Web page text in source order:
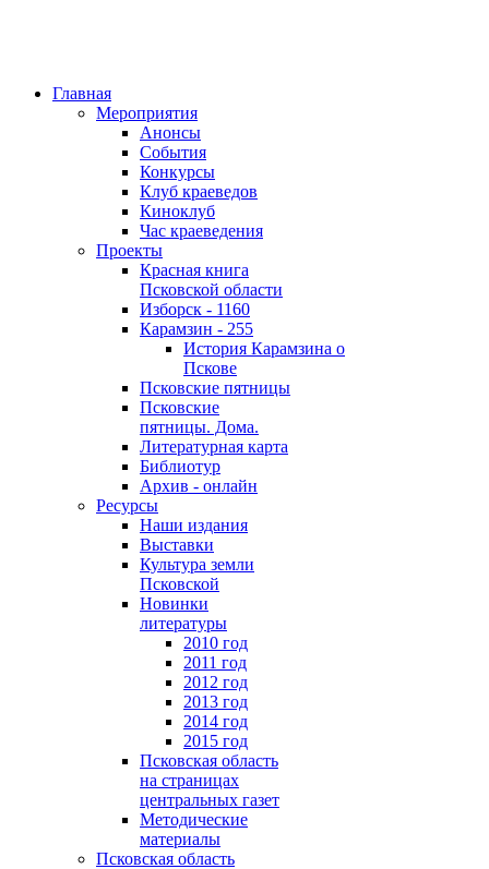
Главная
Мероприятия
Анонсы
События
Конкурсы
Клуб краеведов
Киноклуб
Час краеведения
Проекты
Красная книга
Псковской области
Изборск - 1160
Карамзин - 255
История Карамзина о
Пскове
Псковские пятницы
Псковские
пятницы. Дома.
Литературная карта
Библиотур
Архив - онлайн
Ресурсы
Наши издания
Выставки
Культура земли
Псковской
Новинки
литературы
2010 год
2011 год
2012 год
2013 год
2014 год
2015 год
Псковская область
на страницах
центральных газет
Методические
материалы
Псковская область